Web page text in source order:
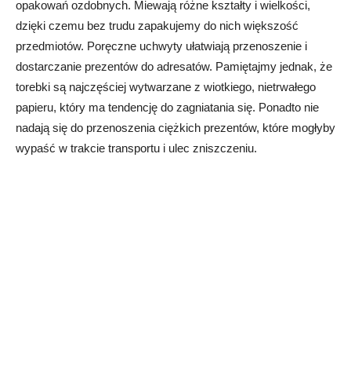
opakowań ozdobnych. Miewają różne kształty i wielkości,
dzięki czemu bez trudu zapakujemy do nich większość
przedmiotów. Poręczne uchwyty ułatwiają przenoszenie i
dostarczanie prezentów do adresatów. Pamiętajmy jednak, że
torebki są najczęściej wytwarzane z wiotkiego, nietrwałego
papieru, który ma tendencję do zagniatania się. Ponadto nie
nadają się do przenoszenia ciężkich prezentów, które mogłyby
wypaść w trakcie transportu i ulec zniszczeniu.